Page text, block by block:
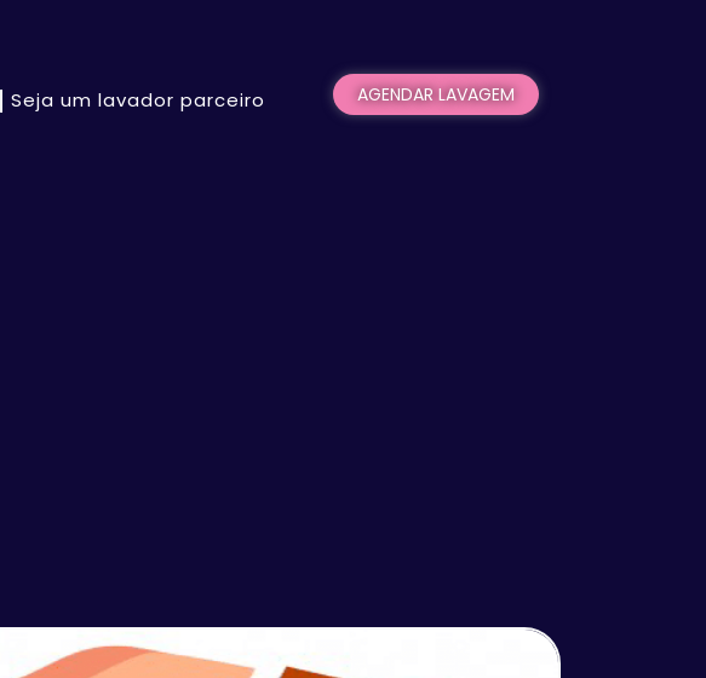
Seja um lavador parceiro AGENDAR LAVAGEM